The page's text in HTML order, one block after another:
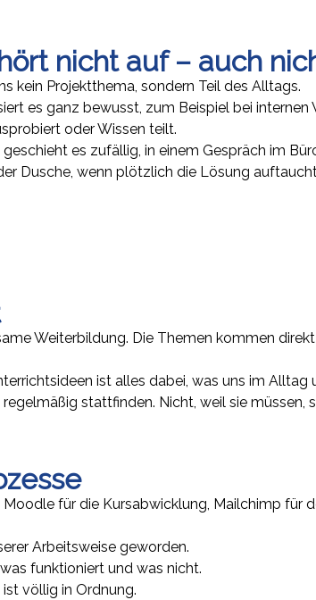
nicht auf – auch
kein Projektthema, sondern Teil des Alltags.
es ganz bewusst, zum Beispiel bei
oder Wissen teilt.
es zufällig, in einem Gespräch im
Dusche, wenn plötzlich die Lösung
Weiterbildung. Die Themen kommen
ist alles dabei, was uns im Alltag
stattfinden. Nicht, weil sie müssen,
für die Kursabwicklung, Mailchimp für
Arbeitsweise geworden.
funktioniert und was nicht.
völlig in Ordnung.